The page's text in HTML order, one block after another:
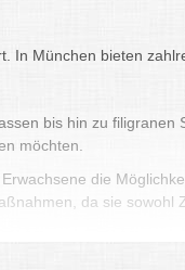
In München bieten
bis hin zu filigranen
möchten.
die
da sie sowohl